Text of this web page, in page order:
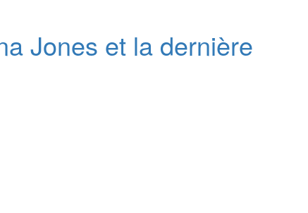
Jones et la dernière